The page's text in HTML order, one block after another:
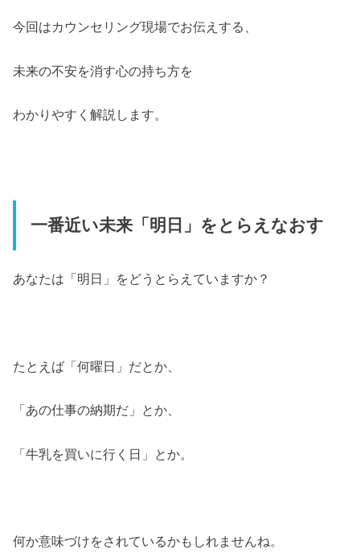
今回はカウンセリング現場でお伝えする、
未来の不安を消す心の持ち方を
わかりやすく解説します。
一番近い未来「明日」をとらえなおす
あなたは「明日」をどうとらえていますか？
たとえば「何曜日」だとか、
「あの仕事の納期だ」とか、
「牛乳を買いに行く日」とか。
何か意味づけをされているかもしれませんね。